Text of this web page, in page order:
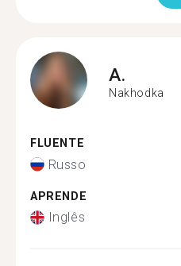
A.
Nakhodka
FLUENTE
Russo
APRENDE
Inglês